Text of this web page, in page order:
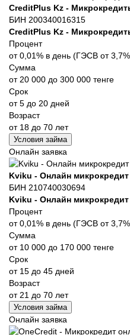
CreditPlus Kz -
БИН 200340016315
CreditPlus Kz -
Процент
от 0,01% в день (ГЭСВ от
Сумма
от 20 000 до 300 000 тенге
Срок
от 5 до 20 дней
Возраст
от 18 до 70 лет
Условия займа
Онлайн заявка
Kviku - Онлайн микрокредит
БИН 210740030694
Kviku - Онлайн микрокредит
Процент
от 0,01% в день (ГЭСВ от
Сумма
от 10 000 до 170 000 тенге
Срок
от 15 до 45 дней
Возраст
от 21 до 70 лет
Условия займа
Онлайн заявка